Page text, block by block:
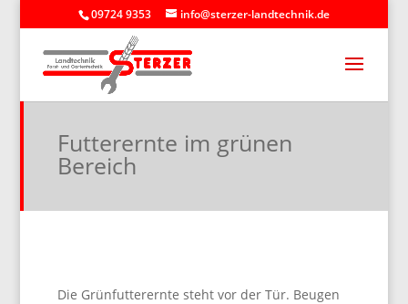
09724 9353 info@sterzer-landtechnik.de
Futterernte im grünen
Bereich
Die Grünfutterernte steht vor der Tür. Beugen